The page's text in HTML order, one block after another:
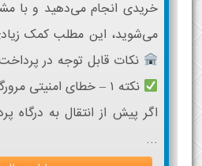
خریدی انجام می‌دهید و با
می‌شوید، این مطلب کمک
نکات قابل توجه در
نکته ۱ – خطای امنیتی
اگر پیش از انتقال به درگاه
...